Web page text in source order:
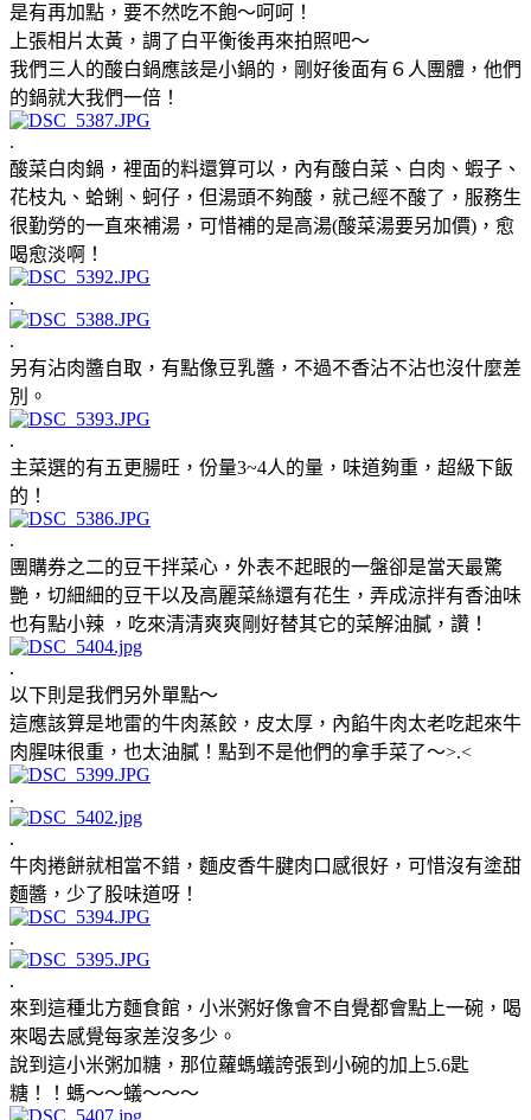
是有再加點，要不然吃不飽～呵呵！
上張相片太黃，調了白平衡後再來拍照吧～
我們三人的酸白鍋應該是小鍋的，剛好後面有６人團體，他們
的鍋就大我們一倍！
.
酸菜白肉鍋，裡面的料還算可以，內有酸白菜、白肉、蝦子、
花枝丸、蛤蜊、蚵仔，但湯頭不夠酸，就己經不酸了，服務生
很勤勞的一直來補湯，可惜補的是高湯(酸菜湯要另加價)，愈
喝愈淡啊！
.
.
另有沾肉醬自取，有點像豆乳醬，不過不香沾不沾也沒什麼差
別。
.
主菜選的有五更腸旺，份量3~4人的量，味道夠重，超級下飯
的！
.
團購券之二的豆干拌菜心，外表不起眼的一盤卻是當天最驚
艷，切細細的豆干以及高麗菜絲還有花生，弄成涼拌有香油味
也有點小辣 ，吃來清清爽爽剛好替其它的菜解油膩，讚！
.
以下則是我們另外單點～
這應該算是地雷的牛肉蒸餃，皮太厚，內餡牛肉太老吃起來牛
肉腥味很重，也太油膩！點到不是他們的拿手菜了～>.<
.
.
牛肉捲餅就相當不錯，麵皮香牛腱肉口感很好，可惜沒有塗甜
麵醬，少了股味道呀！
.
.
來到這種北方麵食館，小米粥好像會不自覺都會點上一碗，喝
來喝去感覺每家差沒多少。
說到這小米粥加糖，那位蘿螞蟻誇張到小碗的加上5.6匙
糖！！螞～～蟻～～～